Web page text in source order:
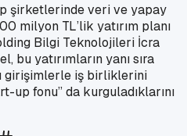
şirketlerinde veri ve yapay
milyon TL’lik yatırım planı
Bilgi Teknolojileri İcra
bu yatırımların yanı sıra
girişimlerle iş birliklerini
up fonu” da kurguladıklarını